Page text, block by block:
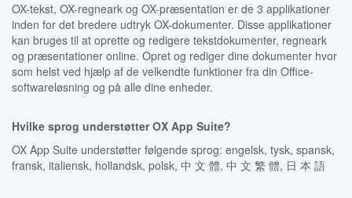
OX-tekst, OX-regneark og OX-præsentation er de 3 applikationer
inden for det bredere udtryk OX-dokumenter. Disse applikationer
kan bruges til at oprette og redigere tekstdokumenter, regneark
og præsentationer online. Opret og rediger dine dokumenter hvor
som helst ved hjælp af de velkendte funktioner fra din Office-
softwareløsning og på alle dine enheder.
Hvilke sprog understøtter OX App Suite?
OX App Suite understøtter følgende sprog: engelsk, tysk, spansk,
fransk, italiensk, hollandsk, polsk, 中 文 體, 中 文 繁 體, 日 本 語